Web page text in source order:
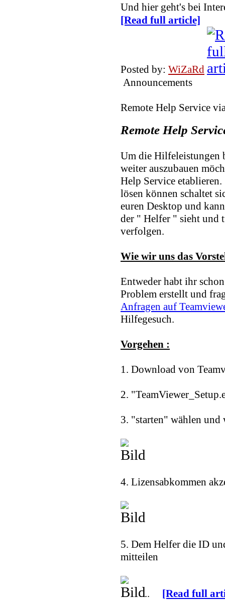
Und hier geht's bei
[Read full article]
Posted by: WiZaRd
Announcements
Remote Help Service
Remote Help
Um die Hilfeleistungen
weiter auszubauen
Help Service
lösen können schaltet
euren Desktop und
der " Helfer " sieht und
verfolgen.
Wie wir uns das
Entweder habt ihr
Problem erstellt und
Anfragen auf
Hilfegesuch.
Vorgehen :
1. Download von
2.
3. "starten" wählen
4. Lizensabkommen
5. Dem Helfer die ID
mitteilen
... [Read full